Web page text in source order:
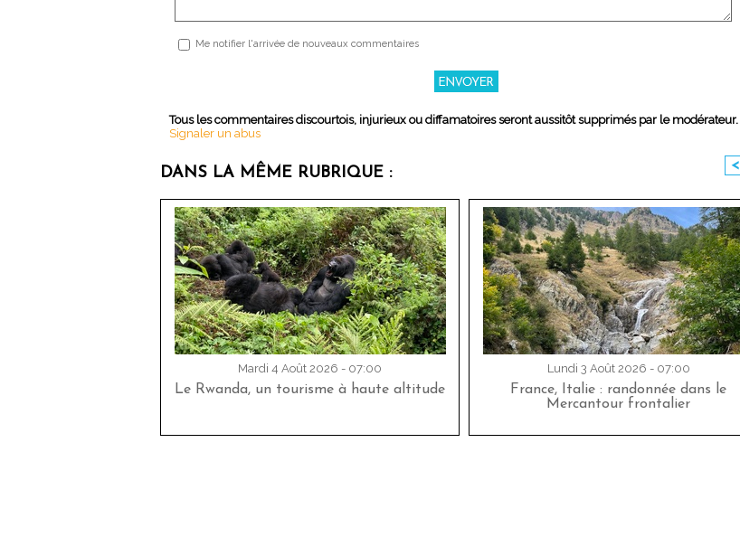
Me notifier l'arrivée de nouveaux commentaires
Tous les commentaires discourtois, injurieux ou diffamatoires seront aussitôt supprimés par le modérateur.
Signaler un abus
DANS LA MÊME RUBRIQUE : <
Mardi 4 Août 2026 - 07:00
Le Rwanda, un tourisme à haute altitude
Lundi 3 Août 2026 - 07:00
France, Italie : randonnée dans le
Mercantour frontalier